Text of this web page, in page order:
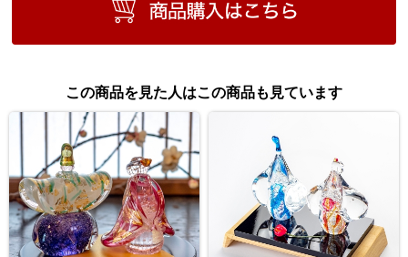
この商品を見た人はこの商品も見ています